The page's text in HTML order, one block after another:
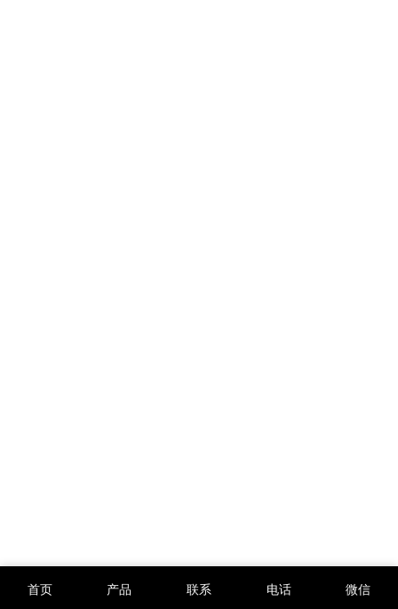
首页 产品 联系 电话 微信